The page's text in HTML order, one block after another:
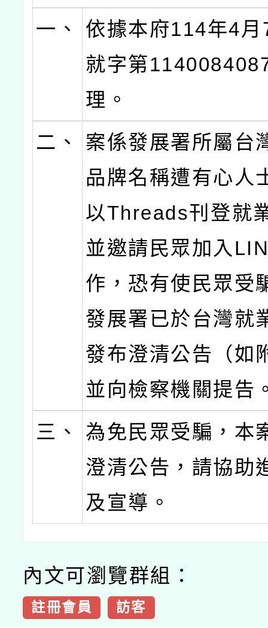
一、
依據本府114年4
就字第
理。
二、
案係發展署所屬台
品牌名稱遭有心人
以Threads刊登就
並邀請民眾加入
作，恐有使民眾受
發展署已於台灣就
發布澄清公告（如
並向檢察機關提告
三、
為免民眾受騙，本
澄清公告，請協助
及宣導。
內文可瀏覽群組：
註冊會員 訪客